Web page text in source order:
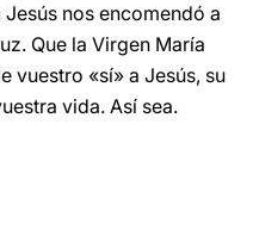
nos encomendó a
Que la Virgen María
vuestro «sí» a Jesús, su
vida. Así sea.